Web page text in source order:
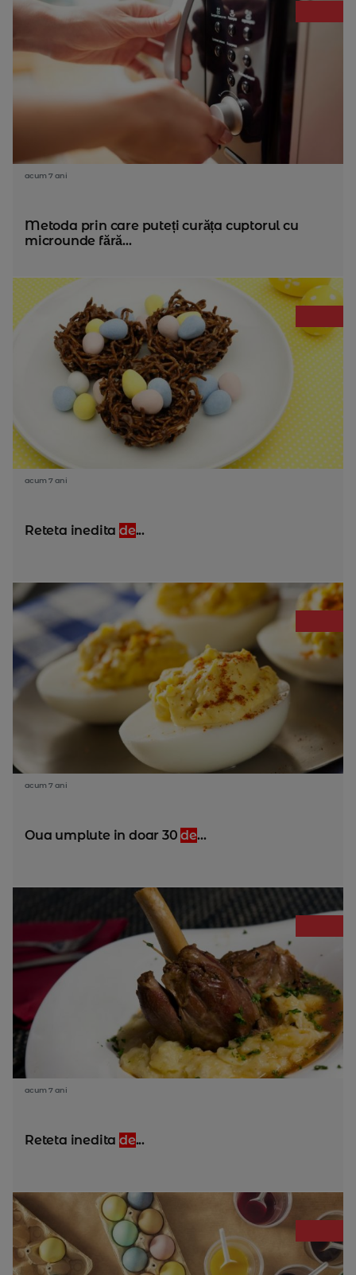
acum 7 ani
Metoda prin care puteți curăța cuptorul cu
microunde fără...
acum 7 ani
Reteta ineditade...
acum 7 ani
Oua umplute in doar 30de...
acum 7 ani
Reteta ineditade...